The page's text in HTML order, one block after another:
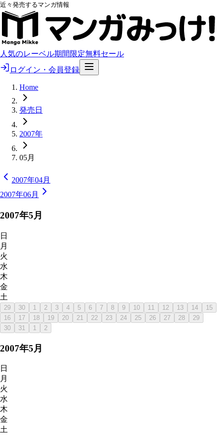
近々発売するマンガ情報
人気のレーベル期間限定無料セール
ログイン・会員登録
Home
発売日
2007年
05月
2007年04月
2007年06月
2007年5月
日
月
火
水
木
金
土
29 30 1 2 3 4 5 6 7 8 9 10 11 12 13 14
15
16
17 18 19 20 21 22 23 24 25 26 27 28
29
30
31 1 2
2007年5月
日
月
火
水
木
金
土